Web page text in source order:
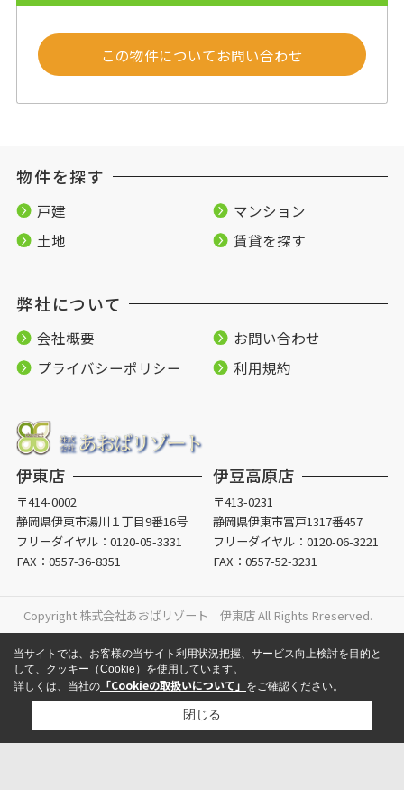
この物件についてお問い合わせ
物件を探す
戸建
マンション
土地
賃貸を探す
弊社について
会社概要
お問い合わせ
プライバシーポリシー
利用規約
伊東店
〒414-0002
静岡県伊東市湯川１丁目9番16号
フリーダイヤル： 0120-05-3331
FAX：0557-36-8351
伊豆高原店
〒413-0231
静岡県伊東市富戸1317番457
フリーダイヤル：0120-06-3221
FAX：0557-52-3231
Copyright 株式会社あおばリゾート 伊東店 All Rights Rreserved.
当サイトでは、お客様の当サイト利用状況把握、サービス向上検討を目的と
して、クッキー（Cookie）を使用しています。
詳しくは、当社の 「Cookieの取扱いについて」 をご確認ください。
閉じる